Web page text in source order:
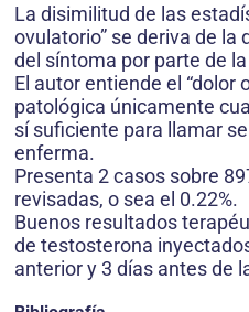
La disimilitud de las
ovulatorio” se deriva de la
del síntoma por parte de
El autor entiende el “dolor
patológica únicamente
sí suficiente para llamar
enferma.
Presenta 2 casos sobre
revisadas, o sea el 0.22%.
Buenos resultados
de testosterona
anterior y 3 días antes de